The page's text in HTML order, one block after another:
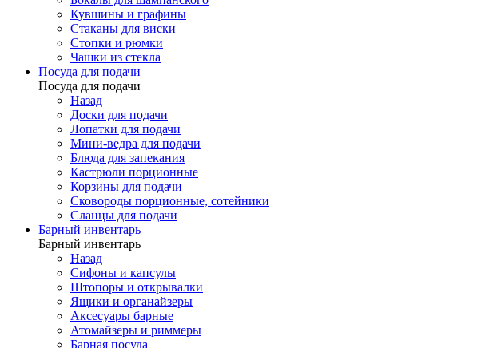
Кувшины и графины
Стаканы для виски
Стопки и рюмки
Чашки из стекла
Посуда для подачи
Посуда для подачи
Назад
Доски для подачи
Лопатки для подачи
Мини-ведра для подачи
Блюда для запекания
Кастрюли порционные
Корзины для подачи
Сковороды порционные, сотейники
Сланцы для подачи
Барный инвентарь
Барный инвентарь
Назад
Сифоны и капсулы
Штопоры и открывалки
Ящики и органайзеры
Аксесуары барные
Атомайзеры и риммеры
Барная посуда